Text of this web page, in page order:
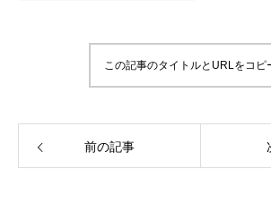
この記事のタイトルとURLをコピ
前の記事